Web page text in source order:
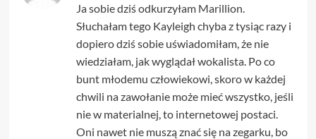
Ja sobie dziś odkurzyłam Marillion.
Słuchałam tego Kayleigh chyba z tysiąc razy i
dopiero dziś sobie uświadomiłam, że nie
wiedziałam, jak wyglądał wokalista. Po co
bunt młodemu człowiekowi, skoro w każdej
chwili na zawołanie może mieć wszystko, jeśli
nie w materialnej, to internetowej postaci.
Oni nawet nie muszą znać się na zegarku, bo